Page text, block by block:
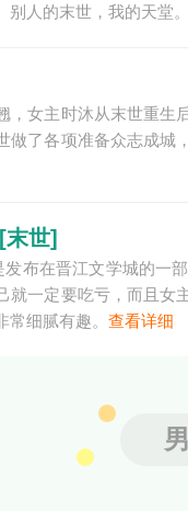
人的末世，我的天堂
，女主时沐从末世重
做了各项准备众志成
末世]
发布在晋江文学城的
就一定要吃亏，而且
细腻有趣。 查看详细